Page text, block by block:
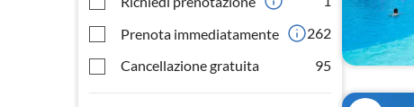
Prenota immediatamente
262
Cancellazione gratuita
95